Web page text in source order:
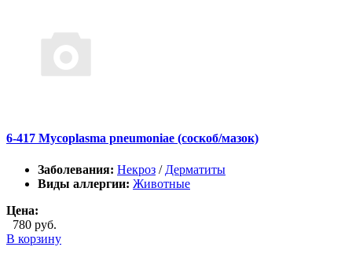
6-417 Mycoplasma pneumoniae (соскоб/мазок)
Заболевания: Некроз / Дерматиты
Виды аллергии: Животные
Цена:
780 руб.
В корзину